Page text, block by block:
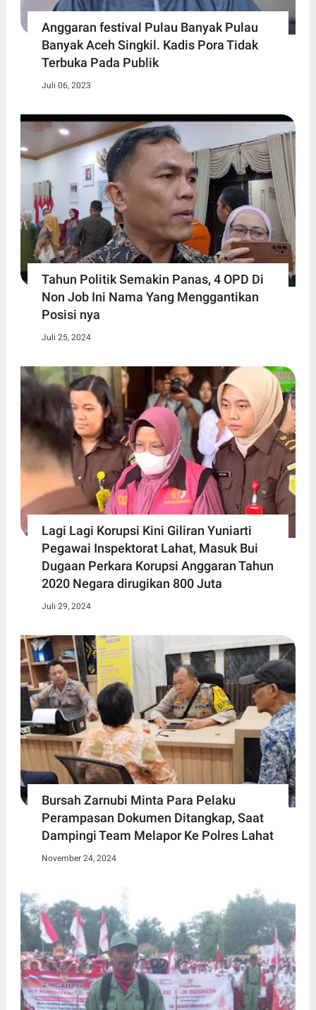
Anggaran festival Pulau Banyak Pulau
Banyak Aceh Singkil. Kadis Pora Tidak
Terbuka Pada Publik
Juli 06, 2023
Tahun Politik Semakin Panas, 4 OPD Di
Non Job Ini Nama Yang Menggantikan
Posisi nya
Juli 25, 2024
Lagi Lagi Korupsi Kini Giliran Yuniarti
Pegawai Inspektorat Lahat, Masuk Bui
Dugaan Perkara Korupsi Anggaran Tahun
2020 Negara dirugikan 800 Juta
Juli 29, 2024
Bursah Zarnubi Minta Para Pelaku
Perampasan Dokumen Ditangkap, Saat
Dampingi Team Melapor Ke Polres Lahat
November 24, 2024